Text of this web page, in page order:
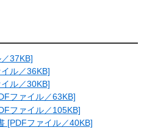
37KB]
ル／36KB]
ル／30KB]
ファイル／63KB]
ファイル／105KB]
[PDFファイル／40KB]